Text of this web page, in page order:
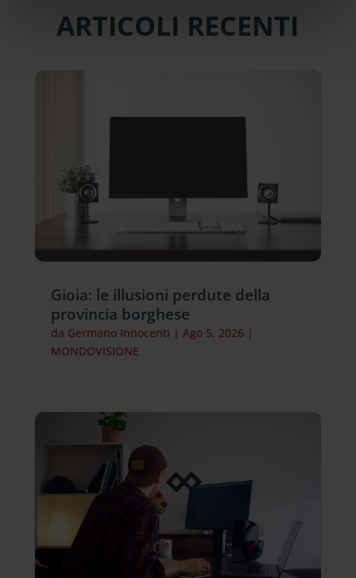
ARTICOLI RECENTI
Gioia: le illusioni perdute della
provincia borghese
da Germano Innocenti | Ago 5, 2026 |
MONDOVISIONE